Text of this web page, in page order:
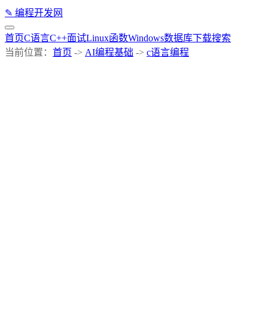
✎ 编程开发网
首页C语言C++面试Linux函数Windows数据库下载搜索
当前位置： 首页 -> AI编程基础 -> c语言编程